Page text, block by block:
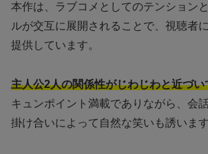
本作は、ラブコメとしてのテンション
ルが交互に展開されることで、視聴者
提供しています。
主人公2人の関係性がじわじわと近づい
キュンポイント満載でありながら、会
掛け合いによって自然な笑いも誘います